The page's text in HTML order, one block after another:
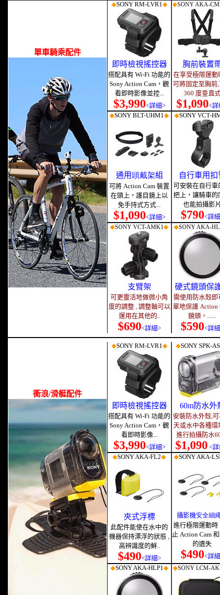
單車騎乘配件
◆SONY RM-LVR1◆
即時檢視搖控器
搭配具有 Wi-Fi 功能的
Sony Action Cam，觀
看即時影像並控...
$3,990<詳細>
◆SONY AKA-
胸前裝置
在享受極限運動
可將固定至胸前
360 度垂直
$1,090<詳
◆SONY BLT-UHM1◆
通用頭戴架組
可將 Action Cam 裝置
在頭上，護目鏡上以
免手持式方式...
$1,090<詳細>
◆SONY VCT-
自行車用扣
可安裝在自行車
把上，讓騎車的
也能拍攝影
$790<詳
◆SONY VCT-AMK1◆
支臂架
可更靈活地做微小角
度的調整 , 調整軸可以
運用在其他的..
$690<詳細>
◆SONY AKA-
硬式鏡頭保
需使用防水殼即
單地保護 Action
鏡頭，......
$590<詳
衝浪/滑艇配件
◆SONY RM-LVR1◆
即時檢視搖控器
搭配具有 Wi-Fi 功能的
Sony Action Cam，觀
看即時影像...
$3,990<詳細>
◆SONY SPK-
60m防水外
安裝防水外殼,
天或水中各種環
進行拍攝防水
$1,090 <
◆SONY AKA-FL2◆
夾式浮標
此配件能使在水中的
機器保持漂浮的狀態 ,
高辨識度的鮮..
$490<詳細>
◆SONY AKA-
攝影機安全細
進行極限運動時
止 Action Cam
的遺失
$490<詳
◆SONY AKA-HLP1◆ ◆SONY LCM-